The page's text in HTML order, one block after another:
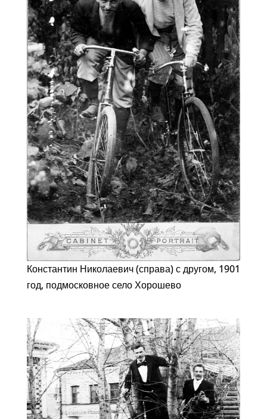
Константин Николаевич (справа) с другом, 1901
год, подмосковное село Хорошево